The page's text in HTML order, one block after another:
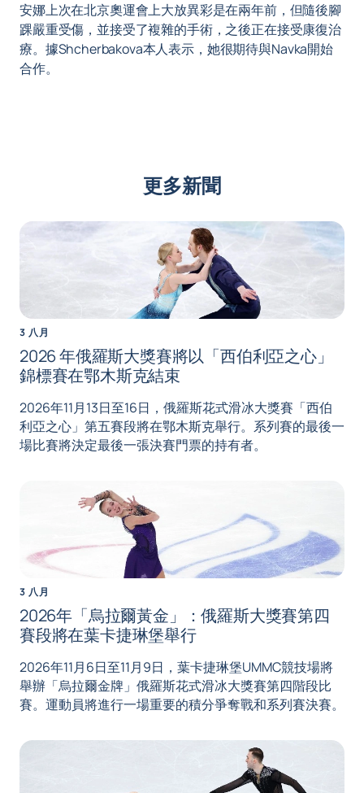
安娜上次在北京奧運會上大放異彩是在兩年前，但隨後腳
踝嚴重受傷，並接受了複雜的手術，之後正在接受康復治
療。據Shcherbakova本人表示，她很期待與Navka開始
合作。
更多新聞
3 八月
2026 年俄羅斯大獎賽將以「西伯利亞之心」
錦標賽在鄂木斯克結束
2026年11月13日至16日，俄羅斯花式滑冰大獎賽「西伯
利亞之心」第五賽段將在鄂木斯克舉行。系列賽的最後一
場比賽將決定最後一張決賽門票的持有者。
3 八月
2026年「烏拉爾黃金」：俄羅斯大獎賽第四
賽段將在葉卡捷琳堡舉行
2026年11月6日至11月9日，葉卡捷琳堡UMMC競技場將
舉辦「烏拉爾金牌」俄羅斯花式滑冰大獎賽第四階段比
賽。運動員將進行一場重要的積分爭奪戰和系列賽決賽。